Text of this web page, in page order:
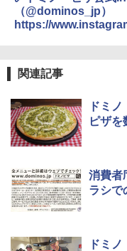
（@dominos_jp）
https://
関連記事
ドミ
ピザを
消費者
ラシで
ドミ